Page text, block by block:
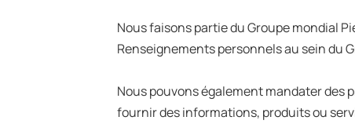
Nous faisons partie du Groupe mondial
Renseignements personnels au sein du
Nous pouvons également mandater
fournir des informations, produits ou